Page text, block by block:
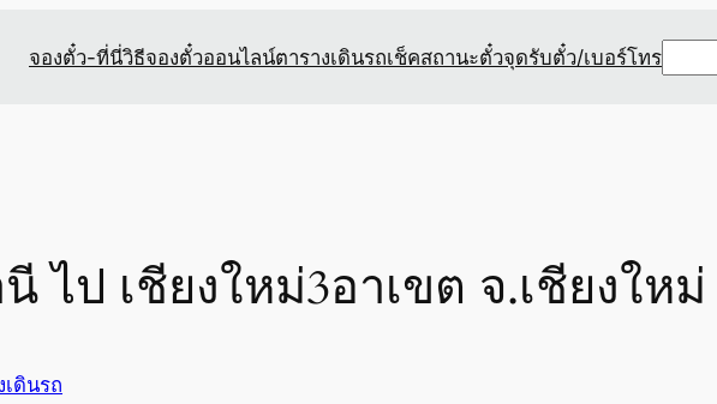
จองตั๋ว-ที่นี่วิธีจองตั๋วออนไลน์ตารางเดินรถเช็คสถานะตั๋วจุดรับตั๋ว/เบอร์โทรSearch
ไป เชียงใหม่3อาเขต จ.เชียงใหม่
เดินรถ